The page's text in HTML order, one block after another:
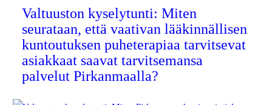
Valtuuston kyselytunti: Miten
seurataan, että vaativan lääkinnällisen
kuntoutuksen puheterapiaa tarvitsevat
asiakkaat saavat tarvitsemansa
palvelut Pirkanmaalla?